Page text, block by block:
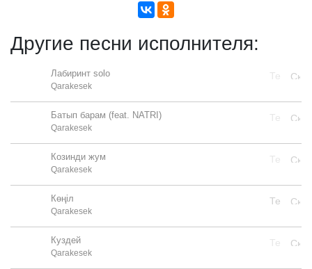
Другие песни исполнителя:
Лабиринт solo
Qarakesek
Батып барам (feat. NATRI)
Qarakesek
Козинди жум
Qarakesek
Көңіл
Qarakesek
Куздей
Qarakesek